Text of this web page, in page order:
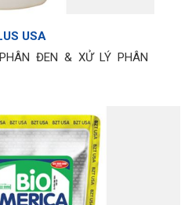
USA
ĐEN & XỬ LÝ PHÂN